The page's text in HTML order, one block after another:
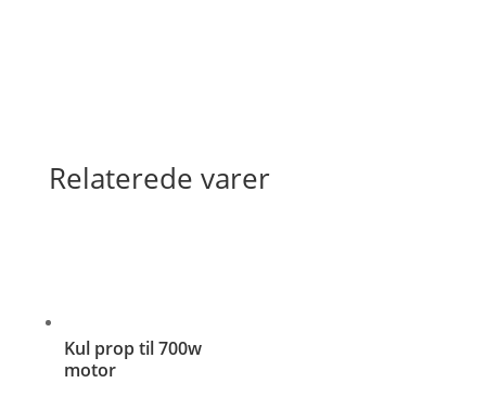
Relaterede varer
Kul prop til 700w
motor